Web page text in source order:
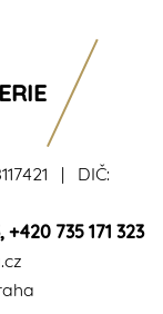
| DIČ:
, +420 735 171 323